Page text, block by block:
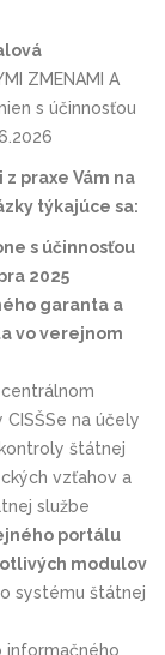
ZMENAMI A
s účinnosťou
praxe Vám na
týkajúce sa:
s účinnosťou
2025
garanta a
vo verejnom
na účely
štátnej
vzťahov a
službe
portálu
modulov
systému štátnej